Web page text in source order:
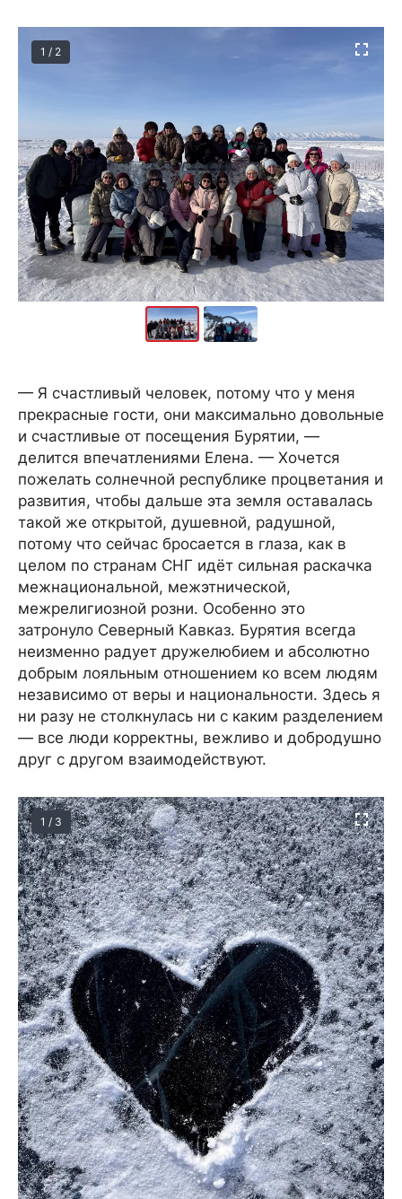
1 / 2
— Я счастливый человек, потому что у меня
прекрасные гости, они максимально довольные
и счастливые от посещения Бурятии, —
делится впечатлениями Елена. — Хочется
пожелать солнечной республике процветания и
развития, чтобы дальше эта земля оставалась
такой же открытой, душевной, радушной,
потому что сейчас бросается в глаза, как в
целом по странам СНГ идёт сильная раскачка
межнациональной, межэтнической,
межрелигиозной розни. Особенно это
затронуло Северный Кавказ. Бурятия всегда
неизменно радует дружелюбием и абсолютно
добрым лояльным отношением ко всем людям
независимо от веры и национальности. Здесь я
ни разу не столкнулась ни с каким разделением
— все люди корректны, вежливо и добродушно
друг с другом взаимодействуют.
1 / 3